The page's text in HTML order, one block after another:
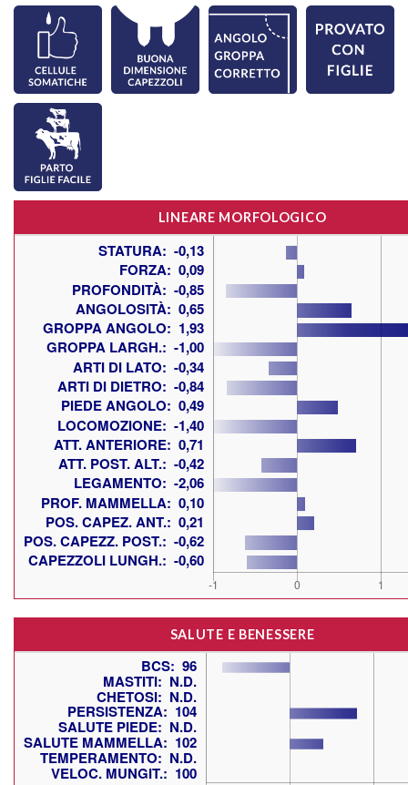
LINEARE MORFOLOGICO
SALUTE E BENESSERE